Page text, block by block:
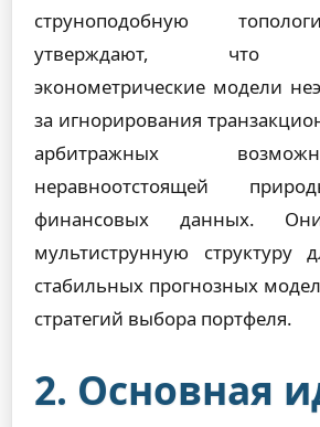
струноподобную
утверждают, что
эконометрические модели
за игнорирования
арбитражных
неравноотстоящей
финансовых данных.
мультиструнную структуру
стабильных прогнозных
стратегий выбора портфеля.
2. Основная